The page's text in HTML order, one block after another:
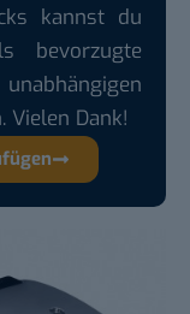
kannst du
bevorzugte
Vielen Dank!